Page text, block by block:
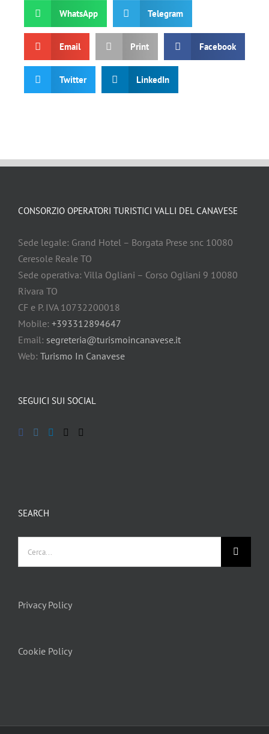
WhatsApp Telegram
Email Print Facebook
Twitter LinkedIn
CONSORZIO OPERATORI TURISTICI VALLI DEL CANAVESE
Sede legale: Grand Hotel – Borgata Prese snc 10080
Ceresole Reale TO
Sede operativa: Villa Ogliani – Corso Ogliani 9 10080
Rivara TO
CF e P. IVA 10732200018
Mobile: +393312894647
Email: segreteria@turismoincanavese.it
Web: Turismo In Canavese
SEGUICI SUI SOCIAL
SEARCH
Privacy Policy
Cookie Policy